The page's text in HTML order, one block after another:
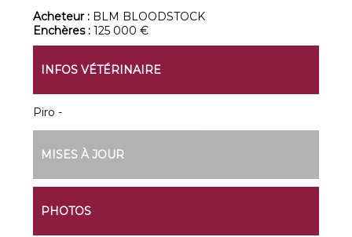
Acheteur : BLM BLOODSTOCK
Enchères :125 000 €
INFOS VÉTÉRINAIRE
Piro -
MISES À JOUR
PHOTOS